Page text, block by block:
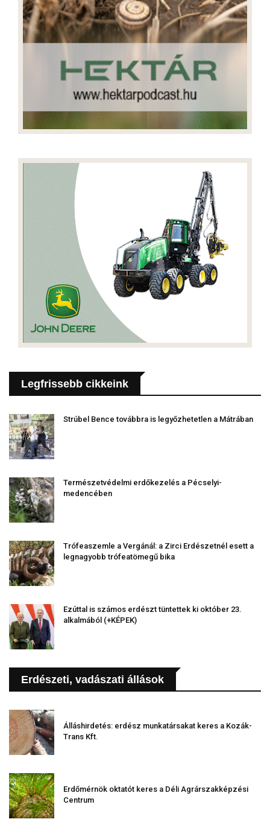
Legfrissebb cikkeink
Strúbel Bence továbbra is legyőzhetetlen a Mátrában
Természetvédelmi erdőkezelés a Pécselyi-
medencében
Trófeaszemle a Vergánál: a Zirci Erdészetnél esett a
legnagyobb trófeatömegű bika
Ezúttal is számos erdészt tüntettek ki október 23.
alkalmából (+KÉPEK)
Erdészeti, vadászati állások
Álláshirdetés: erdész munkatársakat keres a Kozák-
Trans Kft.
Erdőmérnök oktatót keres a Déli Agrárszakképzési
Centrum